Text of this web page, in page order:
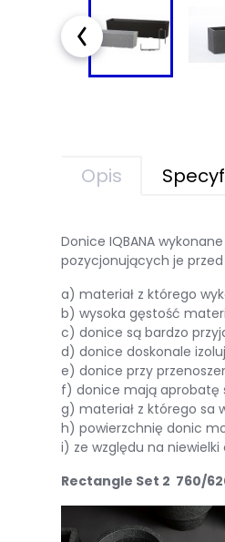
Opis
Donice IQBANA
pozycjonujących je
a) materiał z którego
b) wysoka gęstość
c) donice są bardzo
d) donice doskonale
e) donice przy
f) donice mają aprobatę
g) materiał z którego sa
h) powierzchnię donic
i) ze względu na
Rectangle Set 2 760/